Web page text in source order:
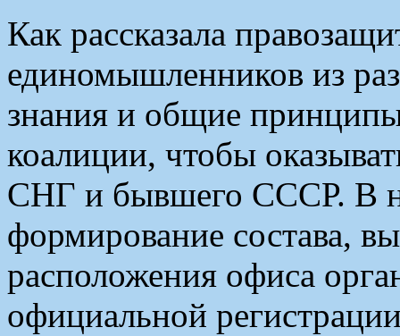
Как рассказала
единомышленников из
знания и общие
коалиции, чтобы
СНГ и бывшего СССР. В
формирование состава,
расположения офиса
официальной